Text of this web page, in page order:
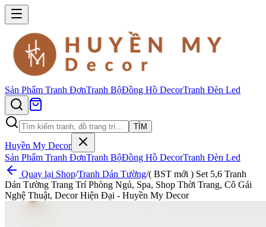
Sản Phẩm Tranh ĐơnTranh BộĐồng Hồ DecorTranh Đèn Led
TÌM
Huyền My Decor
Sản Phẩm Tranh ĐơnTranh BộĐồng Hồ DecorTranh Đèn Led
Quay lại Shop/Tranh Dán Tường/( BST mới ) Set 5,6 Tranh
Dán Tường Trang Trí Phòng Ngủ, Spa, Shop Thời Trang, Cô Gái
Nghệ Thuật, Decor Hiện Đại - Huyền My Decor